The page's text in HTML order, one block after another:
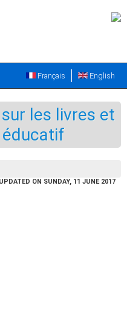
English
Français
les livres et
ON SUNDAY, 11 JUNE 2017